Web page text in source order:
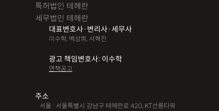
특허법인 테헤란
세무법인 테헤란
대표변호사·변리사·세무사
이수학, 백상희, 서혁진
광고 책임변호사: 이수학
면책공고
주소
· 서울 : 서울특별시 강남구 테헤란로 420, KT선릉타워